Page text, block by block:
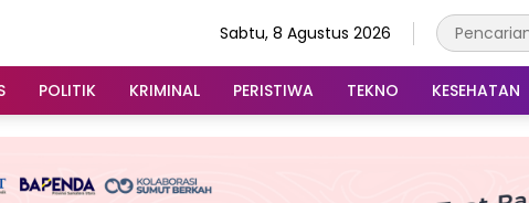
Sabtu, 8 Agustus 2026
POLITIK KRIMINAL PERISTIWA TEKNO KESEHATAN